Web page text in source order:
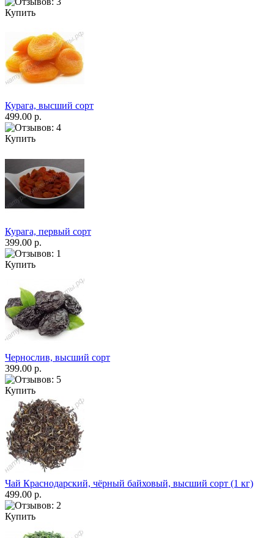
Купить
Курага, высший сорт
499.00 р.
Купить
Курага, первый сорт
399.00 р.
Купить
Чернослив, высший сорт
399.00 р.
Купить
Чай Краснодарский, чёрный байховый, высший сорт (1 кг)
499.00 р.
Купить